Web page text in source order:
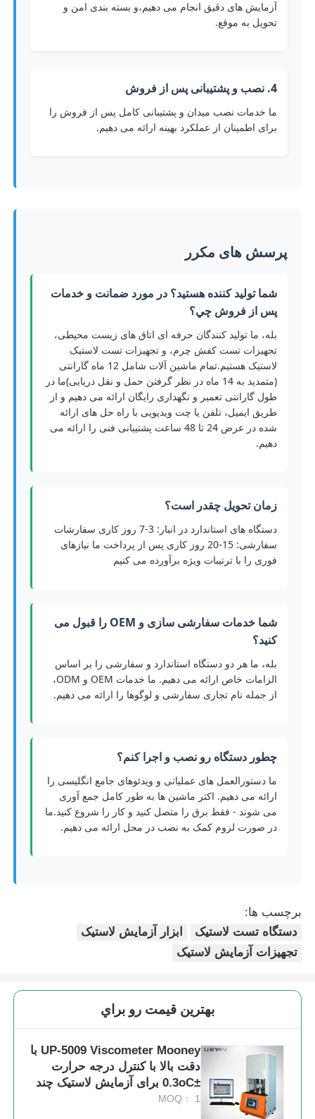
آزمایش های دقیق انجام می دهیم،و بسته بندی امن و
تحویل به موقع.
4. نصب و پشتیبانی پس از فروش
ما خدمات نصب میدان و پشتیبانی کامل پس از فروش را
برای اطمینان از عملکرد بهینه ارائه می دهیم.
پرسش های مکرر
شما توليد کننده هستيد؟ در مورد ضمانت و خدمات
پس از فروش چي؟
بله، ما تولید کنندگان حرفه ای اتاق های زیست محیطی،
تجهیزات تست کفش چرم، و تجهیزات تست لاستیک
لاستیک هستیم.تمام ماشین آلات شامل 12 ماه گارانتی
(متمدید به 14 ماه در نظر گرفتن حمل و نقل دریایی)ما در
طول گارانتی تعمیر و نگهداری رایگان ارائه می دهیم و از
طریق ایمیل، تلفن یا چت ویدیویی با راه حل های ارائه
شده در عرض 24 تا 48 ساعت پشتیبانی فنی را ارائه می
دهیم.
زمان تحویل چقدر است؟
دستگاه های استاندارد در انبار: 3-7 روز کاری سفارشات
سفارشی: 15-20 روز کاری پس از پرداخت ما نیازهای
فوری را با ترتیبات ویژه برآورده می کنیم
شما خدمات سفارشی سازی و OEM را قبول می
کنید؟
بله، ما هر دو دستگاه استاندارد و سفارشی را بر اساس
الزامات خاص ارائه می دهیم. ما خدمات OEM و ODM،
از جمله نام تجاری سفارشی و لوگوها را ارائه می دهیم.
چطور دستگاه رو نصب و اجرا کنم؟
ما دستورالعمل های عملیاتی و ویدئوهای جامع انگلیسی را
ارائه می دهیم. اکثر ماشین ها به طور کامل جمع آوری
می شوند - فقط برق را متصل کنید و کار را شروع کنید.ما
در صورت لزوم کمک به نصب در محل ارائه می دهیم.
برچسب ها:
دستگاه تست لاستیک
ابزار آزمایش لاستیک
تجهیزات آزمایش لاستیک
بهترين قيمت رو براي
UP-5009 Viscometer Mooney با
دقت بالا با کنترل درجه حرارت
±0.3oC برای آزمایش لاستیک چند
منظوره
MOQ： 1